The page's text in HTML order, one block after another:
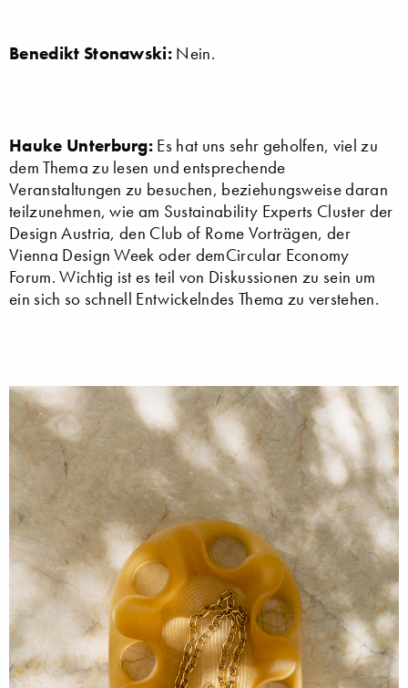
Benedikt Stonawski: Nein.
Hauke Unterburg: Es hat uns sehr geholfen, viel zu
dem Thema zu lesen und entsprechende
Veranstaltungen zu besuchen, beziehungsweise daran
teilzunehmen, wie am Sustainability Experts Cluster der
Design Austria, den Club of Rome Vorträgen, der
Vienna Design Week oder demCircular Economy
Forum. Wichtig ist es teil von Diskussionen zu sein um
ein sich so schnell Entwickelndes Thema zu verstehen.